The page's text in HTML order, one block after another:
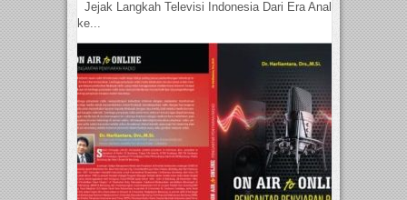
Jejak Langkah Televisi Indonesia Dari Era Analog
ke...